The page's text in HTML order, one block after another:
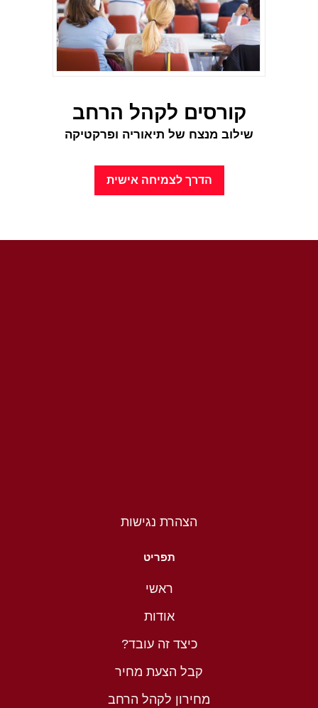
קורסים לקהל הרחב
שילוב מנצח של תיאוריה ופרקטיקה
הדרך לצמיחה אישית
הצהרת נגישות
תפריט
ראשי
אודות
כיצד זה עובד?
קבל הצעת מחיר
מחירון לקהל הרחב